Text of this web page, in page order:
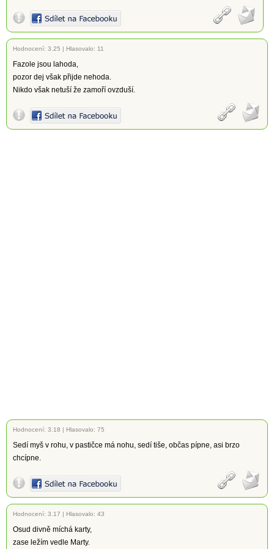
Hodnocení: 3.25 | Hlasovalo: 11
Fazole jsou lahoda,
pozor dej však přijde nehoda.
Nikdo však netuší že zamoří ovzduší.
Hodnocení: 3.18 | Hlasovalo: 75
Sedí myš v rohu, v pastičce má nohu, sedí tiše, občas pípne, asi brzo
chcípne.
Hodnocení: 3.17 | Hlasovalo: 43
Osud divně míchá karty,
zase ležím vedle Marty.